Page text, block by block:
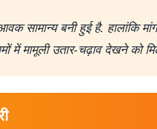
सामान्य बनी हुई है. हालांकि
में मामूली उतार-चढ़ाव देखने को